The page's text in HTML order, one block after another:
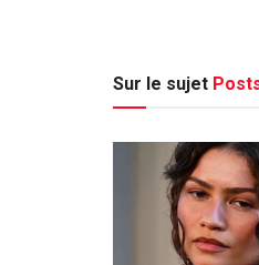
Sur le sujet